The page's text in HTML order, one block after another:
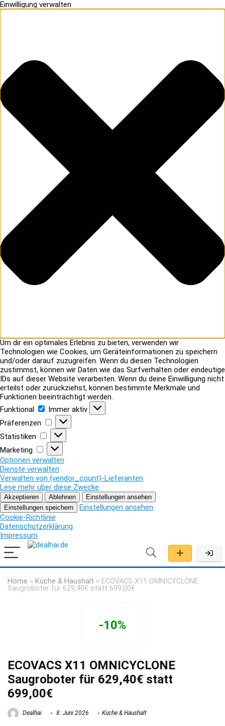
Einwilligung verwalten
Um dir ein optimales Erlebnis zu bieten, verwenden wir
Technologien wie Cookies, um Geräteinformationen zu speichern
und/oder darauf zuzugreifen. Wenn du diesen Technologien
zustimmst, können wir Daten wie das Surfverhalten oder eindeutige
IDs auf dieser Website verarbeiten. Wenn du deine Einwilligung nicht
erteilst oder zurückziehst, können bestimmte Merkmale und
Funktionen beeinträchtigt werden.
Funktional
Funktional
Immer aktiv
Präferenzen
Präferenzen
Statistiken
Statistiken
Marketing
Marketing
Optionen verwalten
Dienste verwalten
Verwalten von {vendor_count}-Lieferanten
Lese mehr über diese Zwecke
Akzeptieren Ablehnen
Einstellungen ansehen
Einstellungen speichern
Einstellungen ansehen
Cookie-Richtlinie
Datenschutzerklärung
Impressum
Home » Küche & Haushalt » ECOVACS X11 OMNICYCLONE
Saugroboter für 629,40€ statt 699,00€
-10%
ECOVACS X11 OMNICYCLONE
Saugroboter für 629,40€ statt
699,00€
Dealhai 8. Juni 2026 Küche & Haushalt